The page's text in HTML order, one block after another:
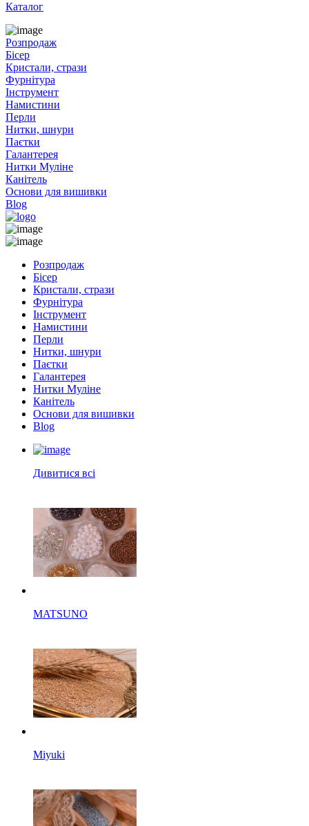
Каталог
Розпродаж
Бісер
Кристали, стрази
Фурнітура
Інструмент
Намистини
Перли
Нитки, шнури
Паєтки
Галантерея
Нитки Муліне
Канітель
Основи для вишивки
Blog
Розпродаж
Бісер
Кристали, стрази
Фурнітура
Інструмент
Намистини
Перли
Нитки, шнури
Паєтки
Галантерея
Нитки Муліне
Канітель
Основи для вишивки
Blog
Дивитися всі
MATSUNO
Miyuki